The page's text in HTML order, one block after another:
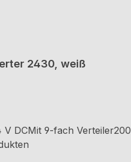
2430, weiß
V DCMit 9-fach